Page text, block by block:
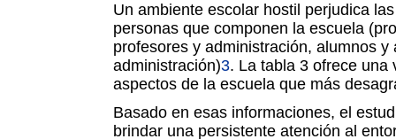
Un ambiente escolar hostil perjudica
personas que componen la escuela
profesores y administración, alumnos y
administración)3. La tabla 3 ofrece una
aspectos de la escuela que más
Basado en esas informaciones, el
brindar una persistente atención al